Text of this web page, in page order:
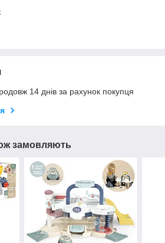
14 днів за рахунок покупця
замовляють